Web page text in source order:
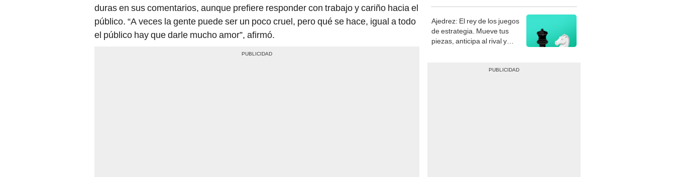
duras en sus comentarios, aunque prefiere responder con trabajo y cariño hacia el
público. “A veces la gente puede ser un poco cruel, pero qué se hace, igual a todo
el público hay que darle mucho amor”, afirmó.
Ajedrez: El rey de los juegos
de estrategia. Mueve tus
piezas, anticipa al rival y